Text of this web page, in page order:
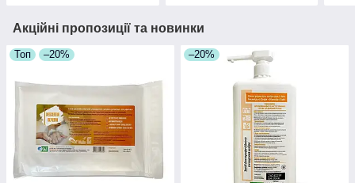
Акційні пропозиції та новинки
Топ –20% –20%